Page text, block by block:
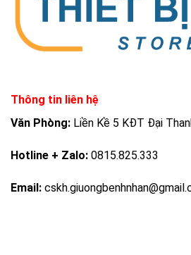
Thông tin liên hệ
Văn Phòng: Liền Kề 5 KĐT Đại
Hotline + Zalo: 0815.825.333
Email: